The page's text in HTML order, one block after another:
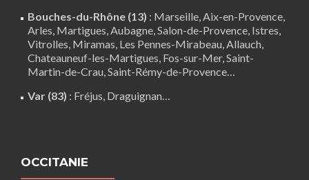
Bouches-du-Rhône (13) : Marseille,Aix-en-Provence,
Arles, Martigues,Aubagne,Salon-de-Provence, Istres,
Vitrolles, Miramas, Les Pennes-Mirabeau,Allauch,
Chateauneuf-les-Martigues, Fos-sur-Mer,Saint-
Martin-de-Crau,Saint-Rémy-de-Provence…
Var (83) : Fréjus, Draguignan…
OCCITANIE